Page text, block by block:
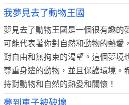
我夢見去了動物王國
夢見去了動物王國是一個很有趣的
可能代表著你對自然和動物的熱愛
對自由和無拘束的渴望。這個夢境
尊重身邊的動物，並且保護環境。
持對動物和自然的熱愛和關懷！
夢到車子被破壞